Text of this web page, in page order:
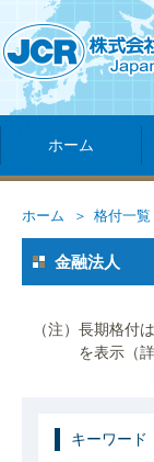
ホーム
ホーム 格付一覧
金融法人
（注）長期格付
を表示（
キーワード